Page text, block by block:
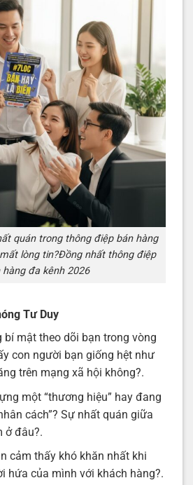
quán trong thông điệp bán hàng
lòng tin?Đồng nhất thông điệp
hàng đa kênh 2026
Tư Duy
bí mật theo dõi bạn trong vòng
con người bạn giống hệt như
trên mạng xã hội không?.
một “thương hiệu” hay đang
cách”? Sự nhất quán giữa
ở đâu?.
cảm thấy khó khăn nhất khi
hứa của mình với khách hàng?.